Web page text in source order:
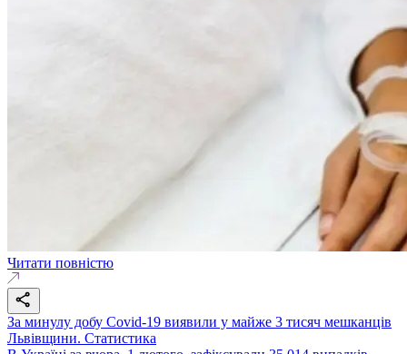
Читати повністю
За минулу добу Covid-19 виявили у майже 3 тисяч мешканців
Львівщини. Статистика